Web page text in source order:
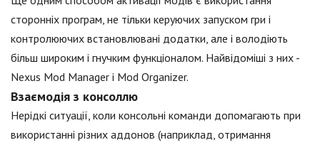
сторонніх програм, не тільки керуючих запуском гри і
контролюючих встановлювані додатки, але і володіють
більш широким і гнучким функціоналом. Найвідоміші з них -
Nexus Mod Manager і Mod Organizer.
Взаємодія з консоллю
Нерідкі ситуації, коли консольні команди допомагають при
використанні різних аддонов (наприклад, отримання